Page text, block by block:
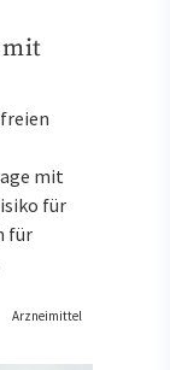
mit
mit
für
für
Arzneimittel